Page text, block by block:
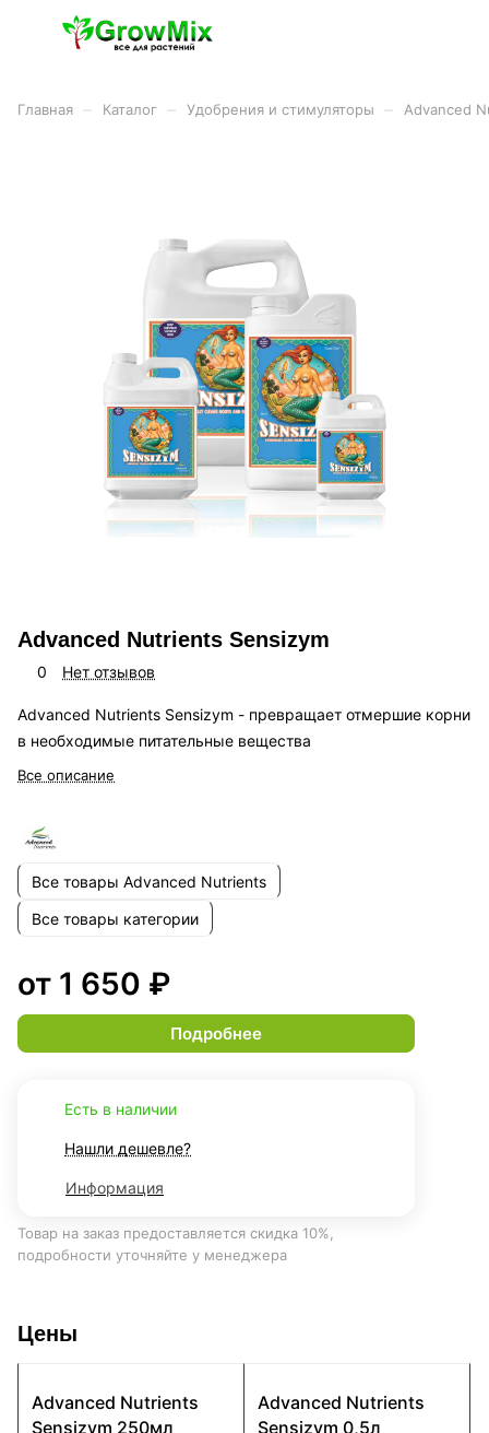
Главная Каталог Удобрения и стимуляторы Advanced
Advanced Nutrients Sensizym
0 Нет отзывов
Advanced Nutrients Sensizym - превращает отмершие корни
в необходимые питательные вещества
Все описание
Все товары Advanced Nutrients
Все товары категории
от 1 650 ₽
Подробнее
Есть в наличии
Нашли дешевле?
Информация
Товар на заказ предоставляется скидка 10%,
подробности уточняйте у менеджера
Цены
Advanced Nutrients
Sensizym 250мл
Advanced Nutrients
Sensizym 0,5л